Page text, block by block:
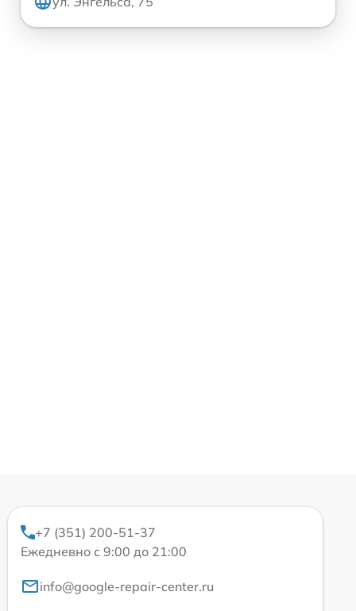
+7 (351) 200-51-37
Ежедневно с 9:00 до 21:00
info@google-repair-center.ru